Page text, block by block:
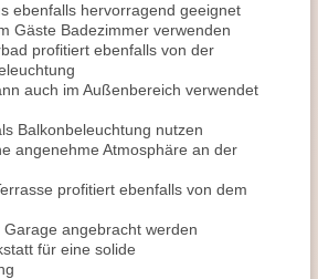
ebenfalls hervorragend geeignet
Gäste Badezimmer verwenden
profitiert ebenfalls von der
auch im Außenbereich verwendet
Balkonbeleuchtung nutzen
angenehme Atmosphäre an der
profitiert ebenfalls von dem
angebracht werden
für eine solide